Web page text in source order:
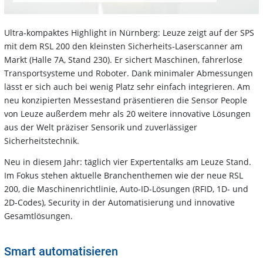
Ultra-kompaktes Highlight in Nürnberg: Leuze zeigt auf der SPS
mit dem RSL 200 den kleinsten Sicherheits-Laserscanner am
Markt (Halle 7A, Stand 230). Er sichert Maschinen, fahrerlose
Transportsysteme und Roboter. Dank minimaler Abmessungen
lässt er sich auch bei wenig Platz sehr einfach integrieren. Am
neu konzipierten Messestand präsentieren die Sensor People
von Leuze außerdem mehr als 20 weitere innovative Lösungen
aus der Welt präziser Sensorik und zuverlässiger
Sicherheitstechnik.
Neu in diesem Jahr: täglich vier Expertentalks am Leuze Stand.
Im Fokus stehen aktuelle Branchenthemen wie der neue RSL
200, die Maschinenrichtlinie, Auto-ID-Lösungen (RFID, 1D- und
2D-Codes), Security in der Automatisierung und innovative
Gesamtlösungen.
Smart automatisieren